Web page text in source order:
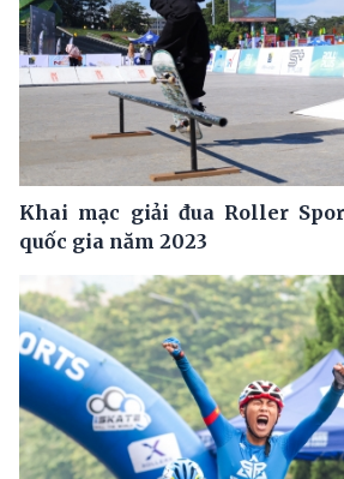
Khai mạc giải đua Roller
quốc gia năm 2023